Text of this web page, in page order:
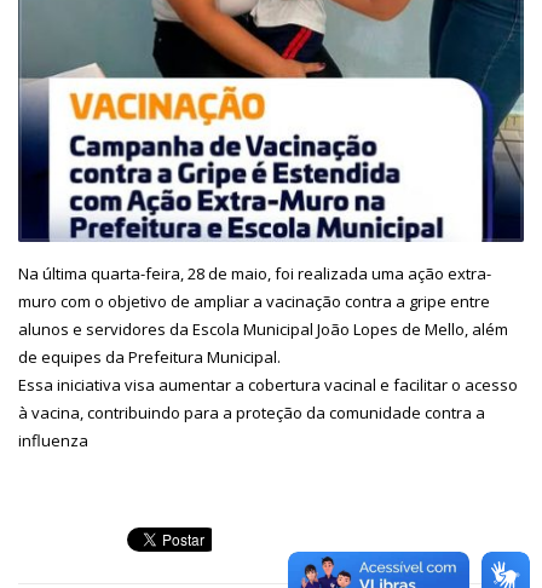
Na última quarta-feira, 28 de maio, foi realizada uma ação extra-
muro com o objetivo de ampliar a vacinação contra a gripe entre
alunos e servidores da Escola Municipal João Lopes de Mello, além
de equipes da Prefeitura Municipal.
Essa iniciativa visa aumentar a cobertura vacinal e facilitar o acesso
à vacina, contribuindo para a proteção da comunidade contra a
influenza